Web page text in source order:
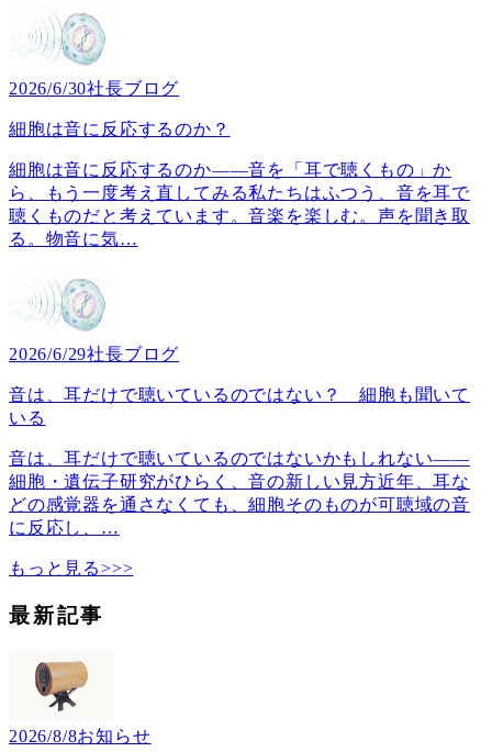
2026/6/30社長ブログ
細胞は音に反応するのか？
細胞は音に反応するのか――音を「耳で聴くもの」か
ら、もう一度考え直してみる私たちはふつう、音を耳で
聴くものだと考えています。音楽を楽しむ。声を聞き取
る。物音に気…
2026/6/29社長ブログ
音は、耳だけで聴いているのではない？ 細胞も聞いて
いる
音は、耳だけで聴いているのではないかもしれない――
細胞・遺伝子研究がひらく、音の新しい見方近年、耳な
どの感覚器を通さなくても、細胞そのものが可聴域の音
に反応し、 …
もっと見る>>>
最新記事
2026/8/8お知らせ